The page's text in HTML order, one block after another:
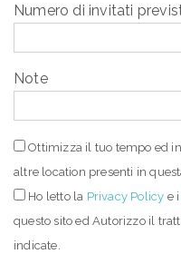
Numero di invitati
Note
Ottimizza il tuo tempo ed
altre location presenti in
Ho letto la Privacy Policy e
questo sito ed Autorizzo il
indicate.